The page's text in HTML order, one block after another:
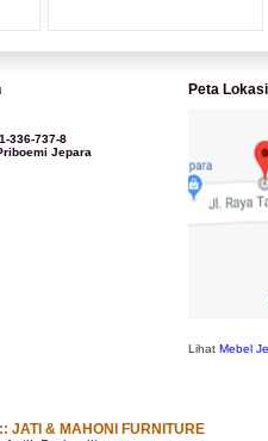
336-737-8
Jepara
Peta Lokasi
Lihat Mebel
JATI & MAHONI FURNITURE